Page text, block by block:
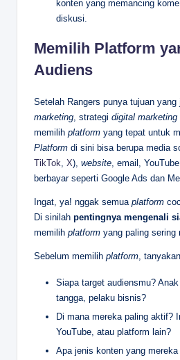
konten yang memancing
diskusi.
Memilih Platform
Audiens
Setelah Rangers punya tujuan yang
marketing, strategi digital marketing
memilih platform yang tepat untuk
Platform di sini bisa berupa media
TikTok, X), website, email,
berbayar seperti Google Ads dan
Ingat, ya! nggak semua platform
Di sinilah pentingnya mengenali
memilih platform yang paling sering
Sebelum memilih platform,
Siapa target audiensmu?
tangga, pelaku bisnis?
Di mana mereka paling aktif?
YouTube, atau platform lain?
Apa jenis konten yang